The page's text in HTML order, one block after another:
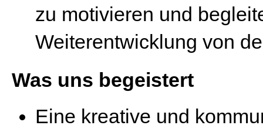
zu motivieren und
Weiterentwicklung von
Was uns begeistert
Eine kreative und